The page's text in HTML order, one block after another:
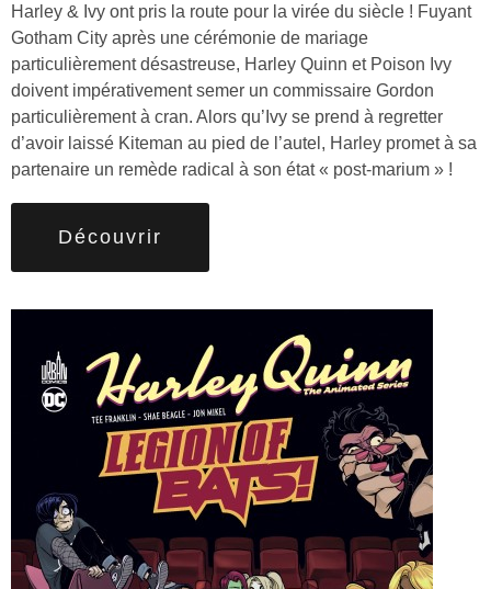
Harley & Ivy ont pris la route pour la virée du siècle ! Fuyant
Gotham City après une cérémonie de mariage
particulièrement désastreuse, Harley Quinn et Poison Ivy
doivent impérativement semer un commissaire Gordon
particulièrement à cran. Alors qu’Ivy se prend à regretter
d’avoir laissé Kiteman au pied de l’autel, Harley promet à sa
partenaire un remède radical à son état « post-marium » !
Découvrir